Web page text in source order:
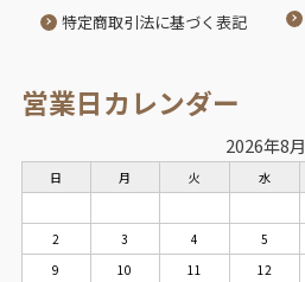
特定商取引法に基づく表記
営業日カレンダー
2026年8月
日 月 火 水
2
3 4 5
9
10 11 12